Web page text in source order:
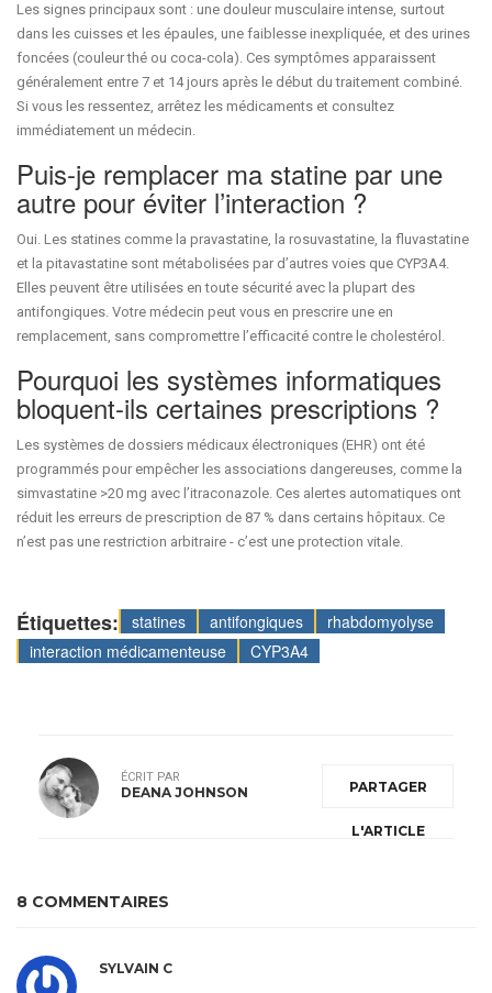
Les signes principaux sont : une douleur musculaire intense, surtout
dans les cuisses et les épaules, une faiblesse inexpliquée, et des urines
foncées (couleur thé ou coca-cola). Ces symptômes apparaissent
généralement entre 7 et 14 jours après le début du traitement combiné.
Si vous les ressentez, arrêtez les médicaments et consultez
immédiatement un médecin.
Puis-je remplacer ma statine par une
autre pour éviter l’interaction ?
Oui. Les statines comme la pravastatine, la rosuvastatine, la fluvastatine
et la pitavastatine sont métabolisées par d’autres voies que CYP3A4.
Elles peuvent être utilisées en toute sécurité avec la plupart des
antifongiques. Votre médecin peut vous en prescrire une en
remplacement, sans compromettre l’efficacité contre le cholestérol.
Pourquoi les systèmes informatiques
bloquent-ils certaines prescriptions ?
Les systèmes de dossiers médicaux électroniques (EHR) ont été
programmés pour empêcher les associations dangereuses, comme la
simvastatine >20 mg avec l’itraconazole. Ces alertes automatiques ont
réduit les erreurs de prescription de 87 % dans certains hôpitaux. Ce
n’est pas une restriction arbitraire - c’est une protection vitale.
Étiquettes: statines antifongiques
rhabdomyolyse
interaction médicamenteuse
CYP3A4
PARTAGER
L'ARTICLE
ÉCRIT PAR
DEANA JOHNSON
8 COMMENTAIRES
SYLVAIN C